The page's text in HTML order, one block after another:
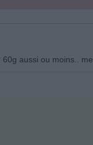
aussi ou moins..